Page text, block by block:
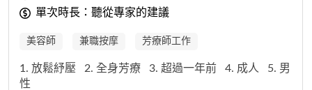
單次時長：聽從專家的建議
美容師 兼職按摩 芳療師工作
1. 放鬆紓壓 2. 全身芳療 3. 超過一年前 4. 成人
5. 男
性